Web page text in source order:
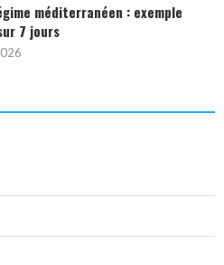
méditerranéen : exemple
7 jours